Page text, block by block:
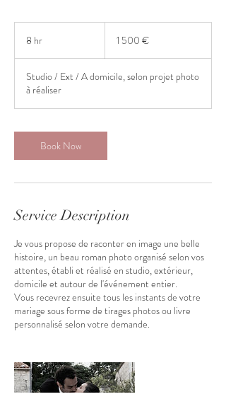
8 hr 1 500 €
Studio / Ext / A domicile, selon projet photo
à réaliser
Book Now
Service Description
Je vous propose de raconter en image une belle
histoire, un beau roman photo organisé selon vos
attentes, établi et réalisé en studio, extérieur,
domicile et autour de l'événement entier.
Vous recevrez ensuite tous les instants de votre
mariage sous forme de tirages photos ou livre
personnalisé selon votre demande.